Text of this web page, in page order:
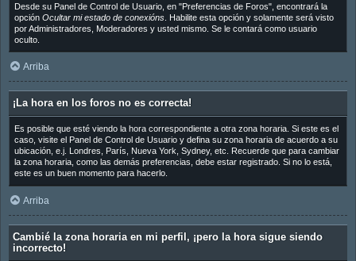
Desde su Panel de Control de Usuario, en "Preferencias de Foros", encontrará la
opción Ocultar mi estado de conexións. Habilite esta opción y solamente será visto
por Administradores, Moderadores y usted mismo. Se le contará como usuario
oculto.
Arriba
¡La hora en los foros no es correcta!
Es posible que esté viendo la hora correspondiente a otra zona horaria. Si este es el
caso, visite el Panel de Control de Usuario y defina su zona horaria de acuerdo a su
ubicación, e.j. Londres, París, Nueva York, Sydney, etc. Recuerde que para cambiar
la zona horaria, como las demás preferencias, debe estar registrado. Si no lo está,
este es un buen momento para hacerlo.
Arriba
Cambié la zona horaria en mi perfil, ¡pero la hora sigue siendo
incorrecto!